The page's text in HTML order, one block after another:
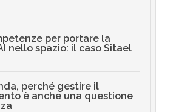
per portare la
nello spazio: il caso Sitael
perché gestire il
è anche una questione